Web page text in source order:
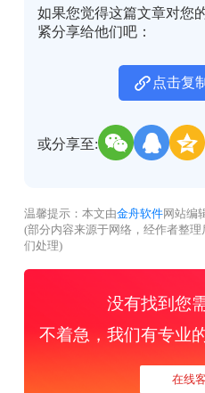
如果您觉得这篇文章对您
紧分享给他们吧：
点击复
或分享至:
温馨提示：本文由金舟软件网站编
(部分内容来源于网络，经作者整
们处理)
没有找到您
不着急，我们有专业
在线